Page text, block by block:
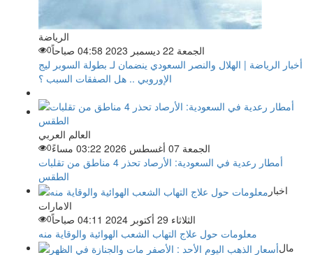
الرياضة
الجمعة 22 ديسمبر 2023 04:58 صباحاً
0
أخبار الرياضة | الهلال والنصر السعودي ينضمان لـ بطولة السوبر ليج
الإوروبي .. هل الصفقات السبب ؟
العالم العربي
الجمعة 07 أغسطس 2026 03:22 مساءً
0
أمطار رعدية في السعودية: الأرصاد تحذر 4 مناطق من تقلبات
الطقس
اخبار
الامارات
الثلاثاء 29 أكتوبر 2024 04:11 صباحاً
0
معلومات حول علاج التهاب الشعب الهوائية والوقاية منه
مال